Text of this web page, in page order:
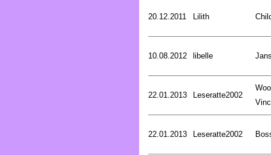
20.12.2011 Lilith
10.08.2012 libelle
22.01.2013 Leseratte2002
22.01.2013 Leseratte2002